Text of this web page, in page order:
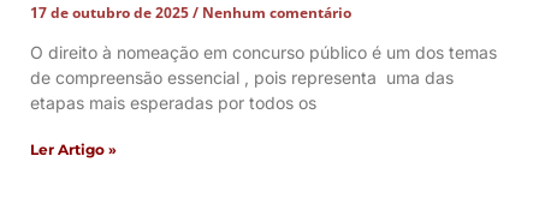
17 de outubro de 2025
Nenhum comentário
O direito à nomeação em concurso público é um dos temas
de compreensão essencial , pois representa uma das
etapas mais esperadas por todos os
Ler Artigo »